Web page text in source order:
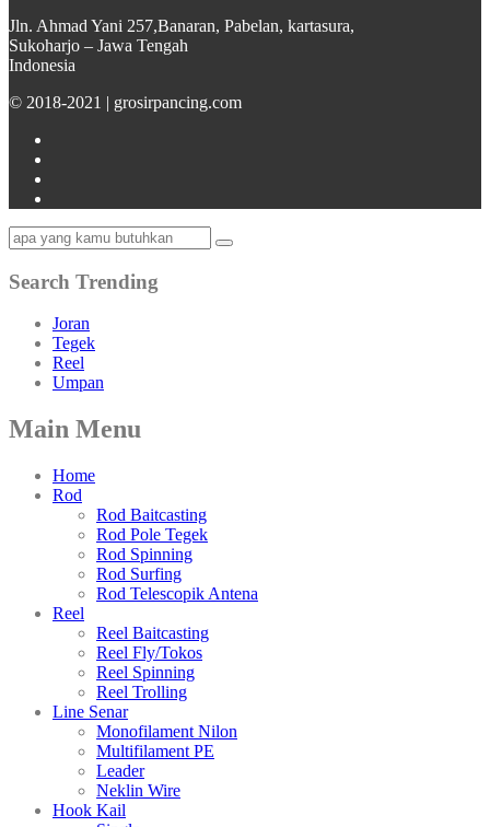
Jln. Ahmad Yani 257,Banaran, Pabelan, kartasura,
Sukoharjo – Jawa Tengah
Indonesia
© 2018-2021 | grosirpancing.com
Search Trending
Joran
Tegek
Reel
Umpan
Main Menu
Home
Rod
Rod Baitcasting
Rod Pole Tegek
Rod Spinning
Rod Surfing
Rod Telescopik Antena
Reel
Reel Baitcasting
Reel Fly/Tokos
Reel Spinning
Reel Trolling
Line Senar
Monofilament Nilon
Multifilament PE
Leader
Neklin Wire
Hook Kail